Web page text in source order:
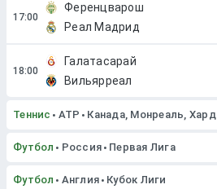
Ференцварош
Реал Мадрид
Галатасарай
Вильярреал
Теннис ATP Канада, Монреаль, Хард
Футбол Россия Первая Лига
Футбол Англия Кубок Лиги